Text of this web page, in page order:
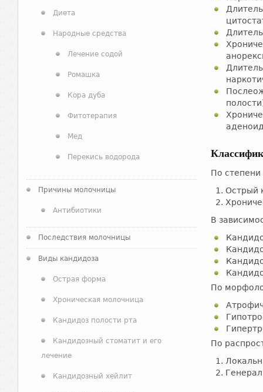
Диета
Народные средства
Лечение содой
Ромашка
Кора дуба
Фитотерапия
Мед
Перекись водорода
Причины молочницы
Антибиотики
Последствия молочницы
Виды кандидоза
Острая форма
Хроническая молочница
Кандидоз полости рта
Кандидозный стоматит и его
лечение
Кандидозный хейлит
По
Острый
В
По
По